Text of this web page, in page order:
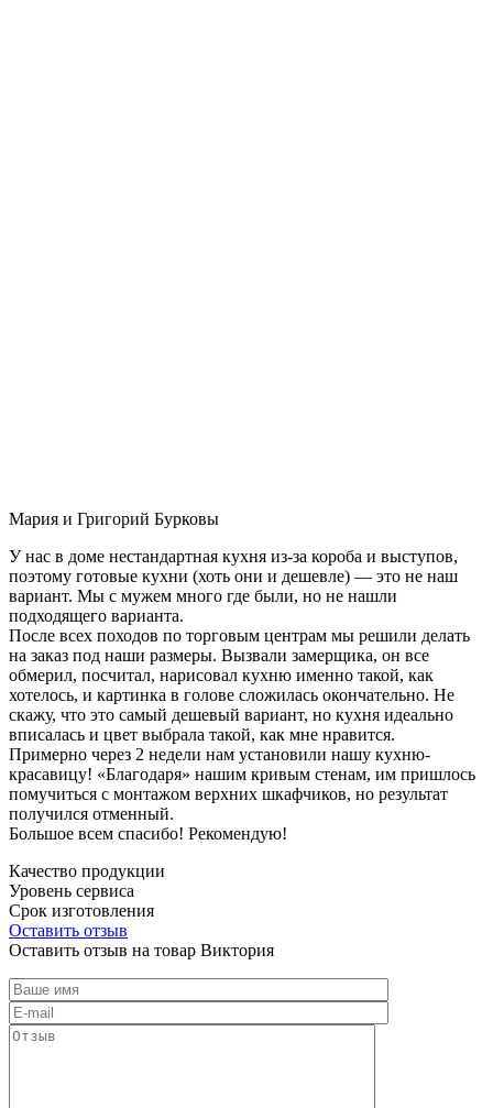
Мария и Григорий Бурковы
У нас в доме нестандартная кухня из-за короба и выступов,
поэтому готовые кухни (хоть они и дешевле) — это не наш
вариант. Мы с мужем много где были, но не нашли
подходящего варианта.
После всех походов по торговым центрам мы решили делать
на заказ под наши размеры. Вызвали замерщика, он все
обмерил, посчитал, нарисовал кухню именно такой, как
хотелось, и картинка в голове сложилась окончательно. Не
скажу, что это самый дешевый вариант, но кухня идеально
вписалась и цвет выбрала такой, как мне нравится.
Примерно через 2 недели нам установили нашу кухню-
красавицу! «Благодаря» нашим кривым стенам, им пришлось
помучиться с монтажом верхних шкафчиков, но результат
получился отменный.
Большое всем спасибо! Рекомендую!
Качество продукции
Уровень сервиса
Срок изготовления
Оставить отзыв
Оставить отзыв на товар Виктория